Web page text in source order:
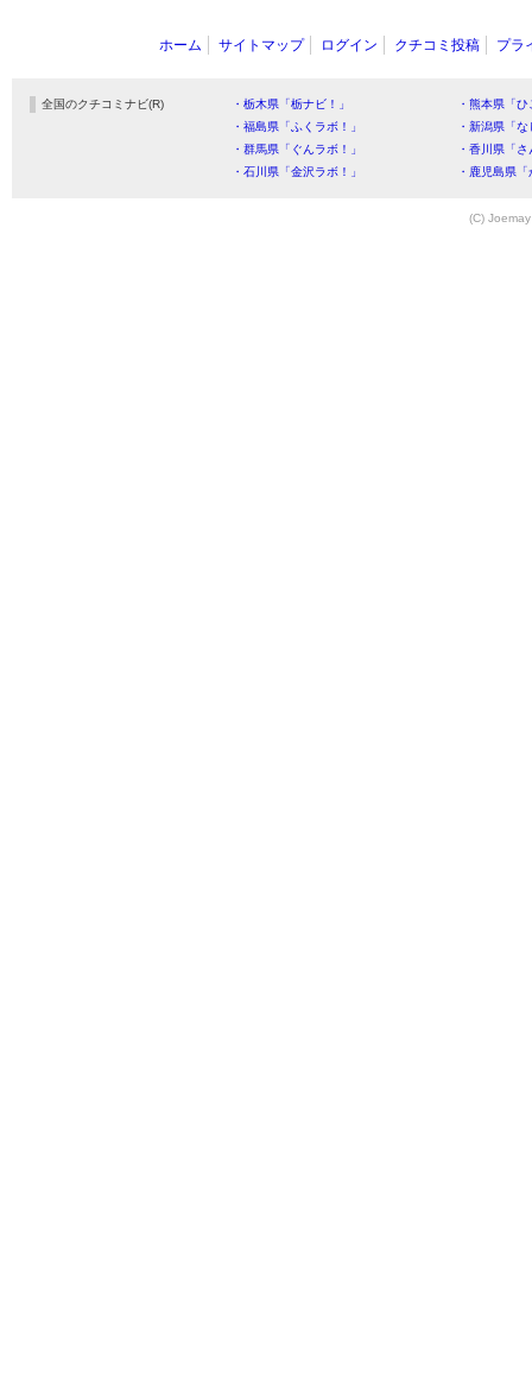
ホーム サイトマップ ログイン クチコミ投稿 プラ
全国のクチコミナビ(R) ・栃木県「栃ナビ！」
・熊本県「
・福島県「ふくラボ！」
・新潟県「
・群馬県「ぐんラボ！」
・香川県「
・石川県「金沢ラボ！」
・鹿児島県
(C)